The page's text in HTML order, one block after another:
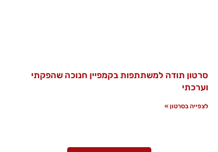
סרטון תודה למשתתפות בקמפיין חנוכה שהפקתי
וערכתי
לצפייה בסרטון »